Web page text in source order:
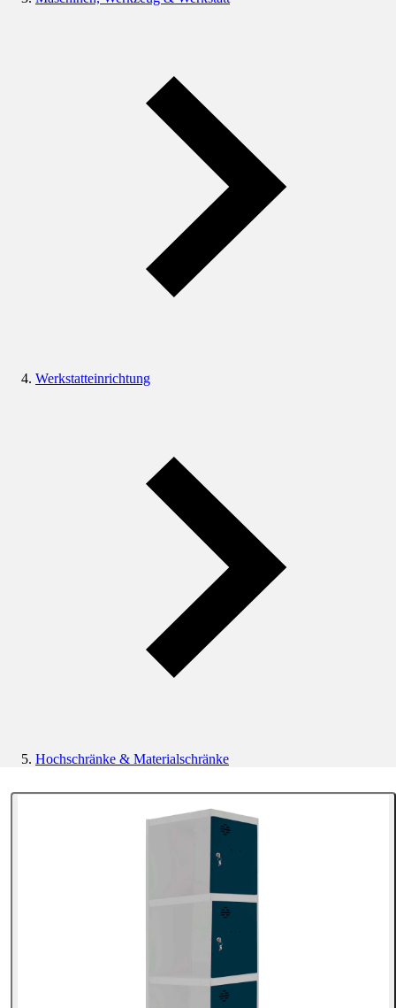
Werkstatteinrichtung
Hochschränke & Materialschränke